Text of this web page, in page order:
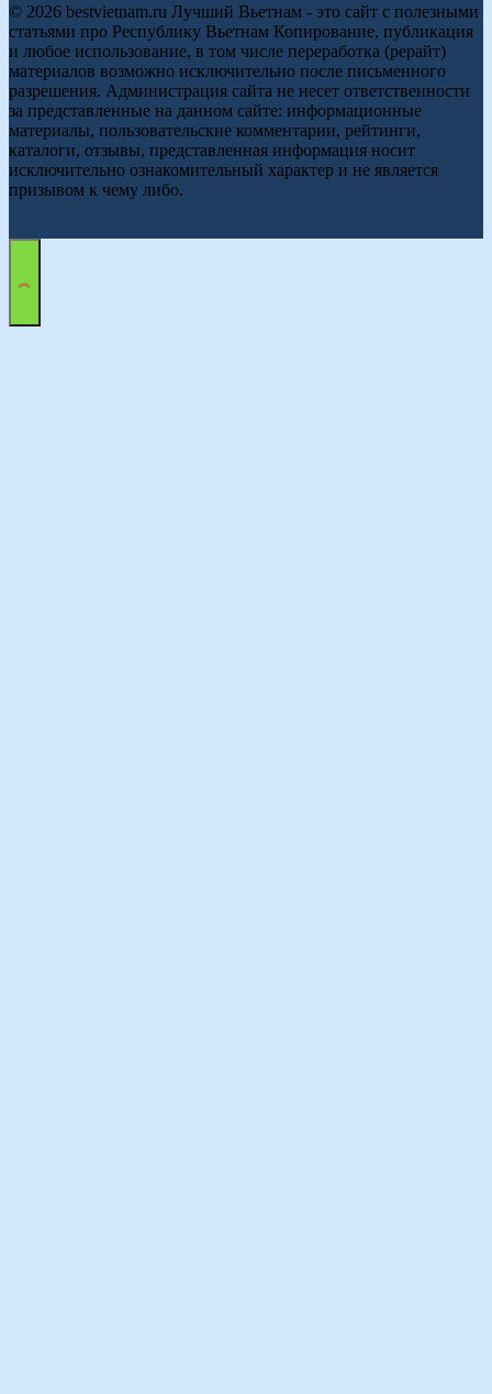
© 2026 bestvietnam.ru Лучший Вьетнам - это сайт с полезными
статьями про Республику Вьетнам Копирование, публикация
и любое использование, в том числе переработка (рерайт)
материалов возможно исключительно после письменного
разрешения. Администрация сайта не несет ответственности
за представленные на данном сайте: информационные
материалы, пользовательские комментарии, рейтинги,
каталоги, отзывы, представленная информация носит
исключительно ознакомительный характер и не является
призывом к чему либо.